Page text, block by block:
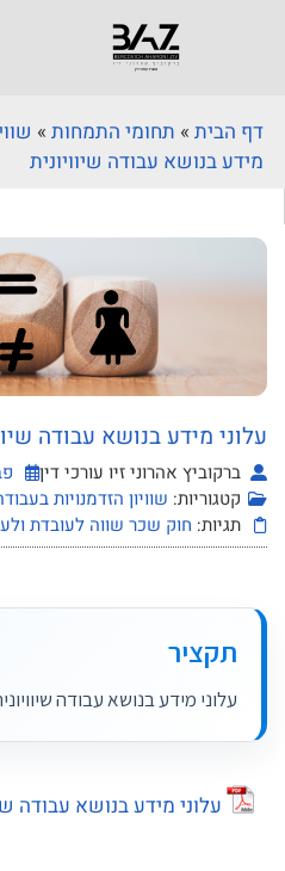
דף הבית » תחומי התמחות »
מידע בנושא עבודה שיוויונית
עלוני מידע בנושא עבודה
ברקוביץ אהרוני זיו עורכי דין
קטגוריות: שוויון הזדמנויות
תגיות: חוק שכר שווה לעובדת
תקציר
עלוני מידע בנושא עבודה
עלוני מידע בנושא עבודה